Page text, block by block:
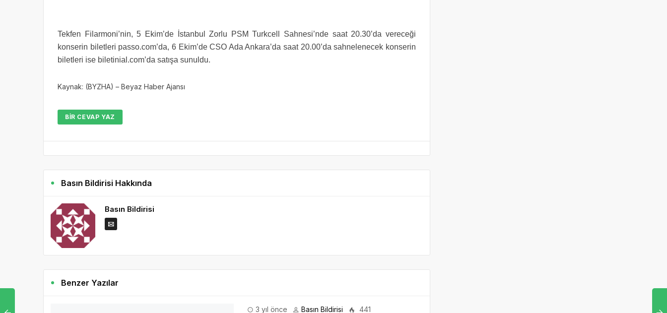
Tekfen Filarmoni’nin, 5 Ekim’de İstanbul Zorlu PSM Turkcell Sahnesi’nde saat 20.30’da vereceği
konserin biletleri passo.com’da, 6 Ekim’de CSO Ada Ankara’da saat 20.00’da sahnelenecek konserin
biletleri ise biletinial.com’da satışa sunuldu.
Kaynak: (BYZHA) – Beyaz Haber Ajansı
BIR CEVAP YAZ
Basın Bildirisi Hakkında
Basın Bildirisi
Benzer Yazılar
Basın Bildirisi 441